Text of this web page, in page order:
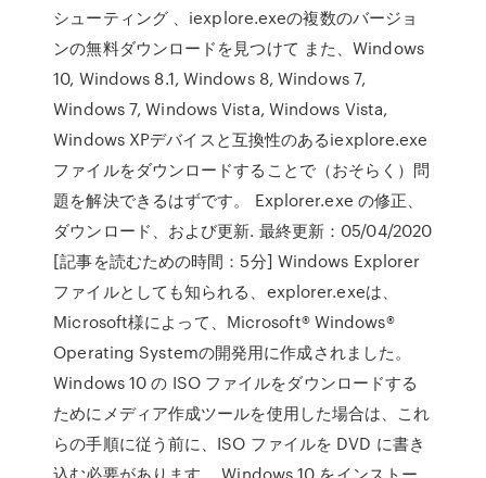
シューティング 、iexplore.exeの複数のバージョ
ンの無料ダウンロードを見つけて また、Windows
10, Windows 8.1, Windows 8, Windows 7,
Windows 7, Windows Vista, Windows Vista,
Windows XPデバイスと互換性のあるiexplore.exe
ファイルをダウンロードすることで（おそらく）問
題を解決できるはずです。 Explorer.exe の修正、
ダウンロード、および更新. 最終更新：05/04/2020
[記事を読むための時間：5分] Windows Explorer
ファイルとしても知られる、explorer.exeは、
Microsoft様によって、Microsoft® Windows®
Operating Systemの開発用に作成されました。
Windows 10 の ISO ファイルをダウンロードする
ためにメディア作成ツールを使用した場合は、これ
らの手順に従う前に、ISO ファイルを DVD に書き
込む必要があります。 Windows 10 をインストー